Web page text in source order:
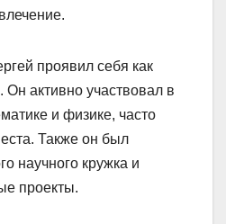
проявил себя как
Он активно участвовал в
и физике, часто
Также он был
научного кружка и
проекты.